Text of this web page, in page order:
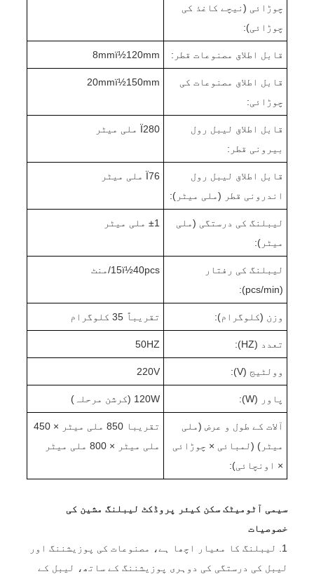
چوڑائی (نیچے کاغذ کی
چوڑائی):
قابل اطلاق مصنوعات قطر: 8mmï½120mm
قابل اطلاق مصنوعات کی
چوڑائی:
20mmï½150mm
قابل اطلاق لیبل رول
بیرونی قطر:
Ï280 ملی میٹر
قابل اطلاق لیبل رول
اندرونی قطر (ملی میٹر):
Ï76 ملی میٹر
لیبلنگ کی درستگی (ملی
میٹر):
±1 ملی میٹر
لیبلنگ کی رفتار
(pcs/min):
15ï½40pcs/منٹ
وزن (کلوگرام): تقریباً 35 کلوگرام
تعدد (HZ): 50HZ
وولٹیج (V): 220V
پاور (W): 120W (کرشن مرحلہ)
آلات کے طول و عرض (ملی
میٹر) (لمبائی × چوڑائی
× اونچائی):
تقریبا 850 ملی میٹر × 450
ملی میٹر × 800 ملی میٹر
سیمی آٹومیٹک سکن کیئر پروڈکٹ لیبلنگ مشین کی
خصوصیات
1. لیبلنگ کا معیار اچھا ہے، مصنوعات کی پوزیشننگ اور
لیبل کی درستگی کی دوہری پوزیشننگ کے ساتھ، لیبل کے